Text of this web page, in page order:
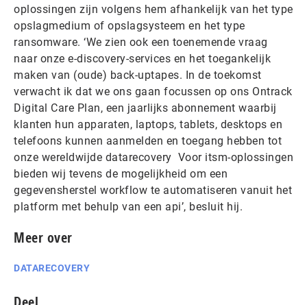
oplossingen zijn volgens hem afhankelijk van het type
opslagmedium of opslagsysteem en het type
ransomware. ‘We zien ook een toenemende vraag
naar onze e-discovery-services en het toegankelijk
maken van (oude) back-uptapes. In de toekomst
verwacht ik dat we ons gaan focussen op ons Ontrack
Digital Care Plan, een jaarlijks abonnement waarbij
klanten hun apparaten, laptops, tablets, desktops en
telefoons kunnen aanmelden en toegang hebben tot
onze wereldwijde datarecovery Voor itsm-oplossingen
bieden wij tevens de mogelijkheid om een
gegevensherstel workflow te automatiseren vanuit het
platform met behulp van een api’, besluit hij.
Meer over
DATARECOVERY